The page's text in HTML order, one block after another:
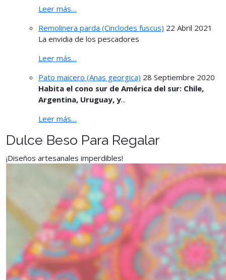
Leer más…
Remolinera parda (Cinclodes fuscus) 22 Abril 2021
La envidia de los pescadores
Leer más…
Pato maicero (Anas georgica) 28 Septiembre 2020
Habita el cono sur de América del sur: Chile,
Argentina, Uruguay, y...
Leer más…
Dulce Beso Para Regalar
¡Diseños artesanales imperdibles!